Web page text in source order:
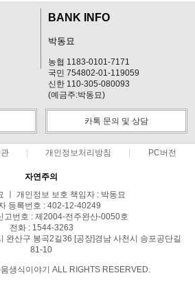
BANK INFO
박동묘
농협 1183-0101-7171
국민 754802-01-119059
신한 110-305-080093
(예금주:박동묘)
카톡 문의 및 상담
개인정보처리방침 PC버전
자연주의
ㅣ 개인정보 보호 책임자 : 박동묘
등록번호 : 402-12-40249
고번호 : 제2004-전주완산-0050호
전화 : 1544-3263
완산구 봉곡2길36 [공장]경남 사천시 송포공단길
81-10
생식이야기 ALL RIGHTS RESERVED.